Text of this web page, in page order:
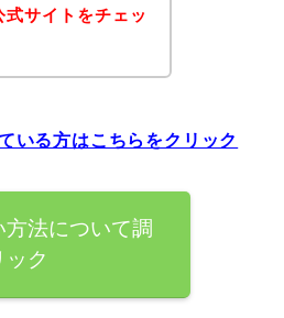
サイトをチェッ
いる方はこちらをクリック
法について調
ク